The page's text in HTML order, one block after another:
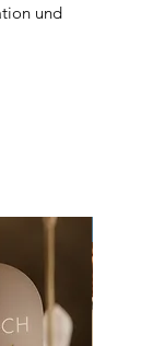
und